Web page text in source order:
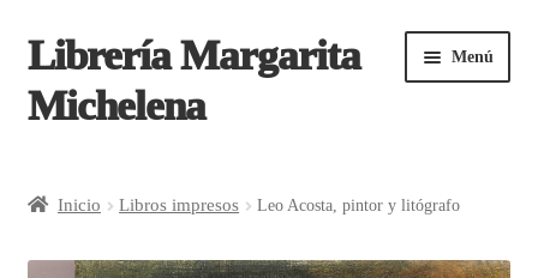
Saltar
navegación
Ir
contenido
Librería Margarita
Michelena
Menú
Inicio Libros impresos Leo Acosta, pintor y litógrafo